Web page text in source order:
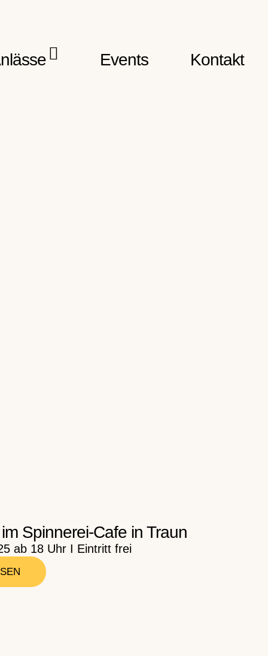
Events Kontakt
Spinnerei-Cafe in Traun
ab 18 Uhr I Eintritt frei